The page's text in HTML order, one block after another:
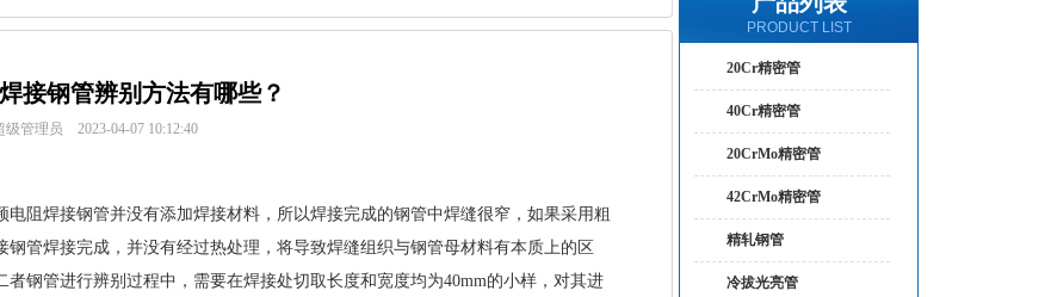
接钢管辨别方法有哪些？
级管理员 2023-04-07 10:12:40
焊接钢管并没有添加焊接材料，所以焊接完成的钢管中焊缝很窄，如果采用粗
管焊接完成，并没有经过热处理，将导致焊缝组织与钢管母材料有本质上的区
钢管进行辨别过程中，需要在焊接处切取长度和宽度均为40mm的小样，对其进
PRODUCT LIST
20Cr精密管
40Cr精密管
20CrMo精密管
42CrMo精密管
精轧钢管
冷拔光亮管